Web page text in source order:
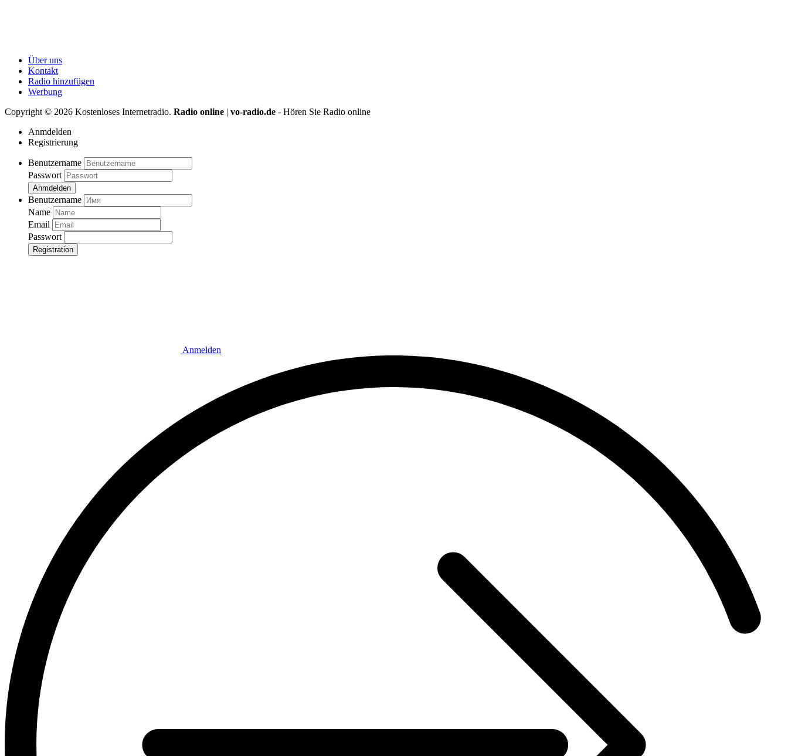
Über uns
Kontakt
Radio hinzufügen
Werbung
Copyright © 2026 Kostenloses Internetradio. Radio online | vo-radio.de - Hören Sie Radio online
Anmdelden
Registrierung
Benutzername
Passwort
Anmdelden
Benutzername
Name
Email
Passwort
Registration
Anmelden